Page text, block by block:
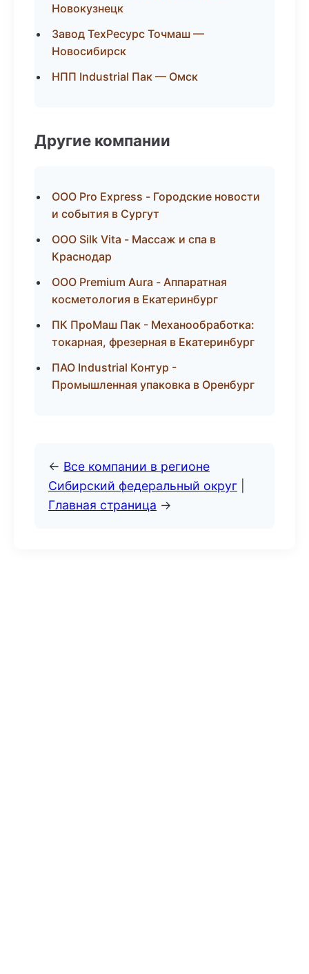
Новокузнецк
Завод ТехРесурс Точмаш —
Новосибирск
НПП Industrial Пак — Омск
Другие компании
ООО Pro Express - Городские новости
и события в Сургут
ООО Silk Vita - Массаж и спа в
Краснодар
ООО Premium Aura - Аппаратная
косметология в Екатеринбург
ПК ПроМаш Пак - Механообработка:
токарная, фрезерная в Екатеринбург
ПАО Industrial Контур -
Промышленная упаковка в Оренбург
← Все компании в регионе
Сибирский федеральный округ
Главная страница →